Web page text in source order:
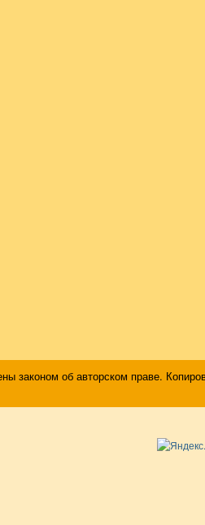
законом об авторском праве.